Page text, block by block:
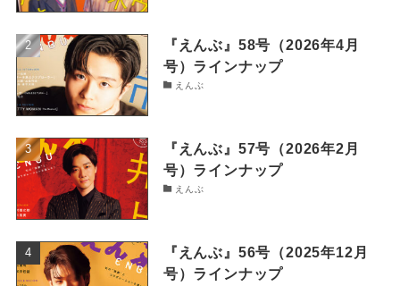
『えんぶ』58号（2026年4月
号）ラインナップ
えんぶ
『えんぶ』57号（2026年2月
号）ラインナップ
えんぶ
『えんぶ』56号（2025年12月
号）ラインナップ